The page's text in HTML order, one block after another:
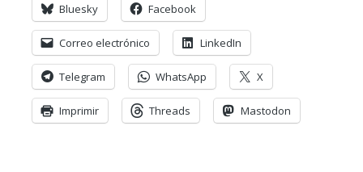
Bluesky Facebook
Correo electrónico LinkedIn
Telegram WhatsApp X
Imprimir Threads Mastodon